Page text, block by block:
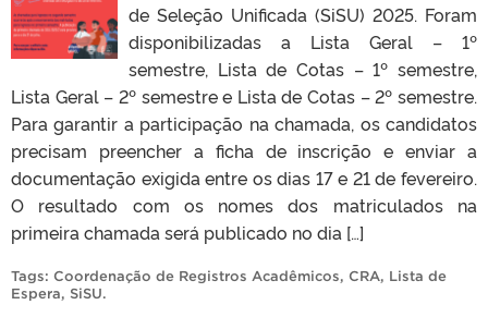
de Seleção Unificada (SiSU) 2025. Foram
disponibilizadas a Lista Geral – 1º
semestre, Lista de Cotas – 1º semestre,
Lista Geral – 2º semestre e Lista de Cotas – 2º semestre.
Para garantir a participação na chamada, os candidatos
precisam preencher a ficha de inscrição e enviar a
documentação exigida entre os dias 17 e 21 de fevereiro.
O resultado com os nomes dos matriculados na
primeira chamada será publicado no dia […]
Tags: Coordenação de Registros Acadêmicos, CRA, Lista de
Espera, SiSU.